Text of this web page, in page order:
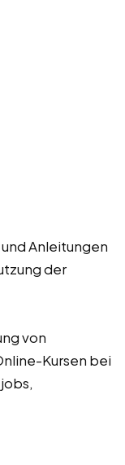
Anleitungen
der
von
Kursen bei